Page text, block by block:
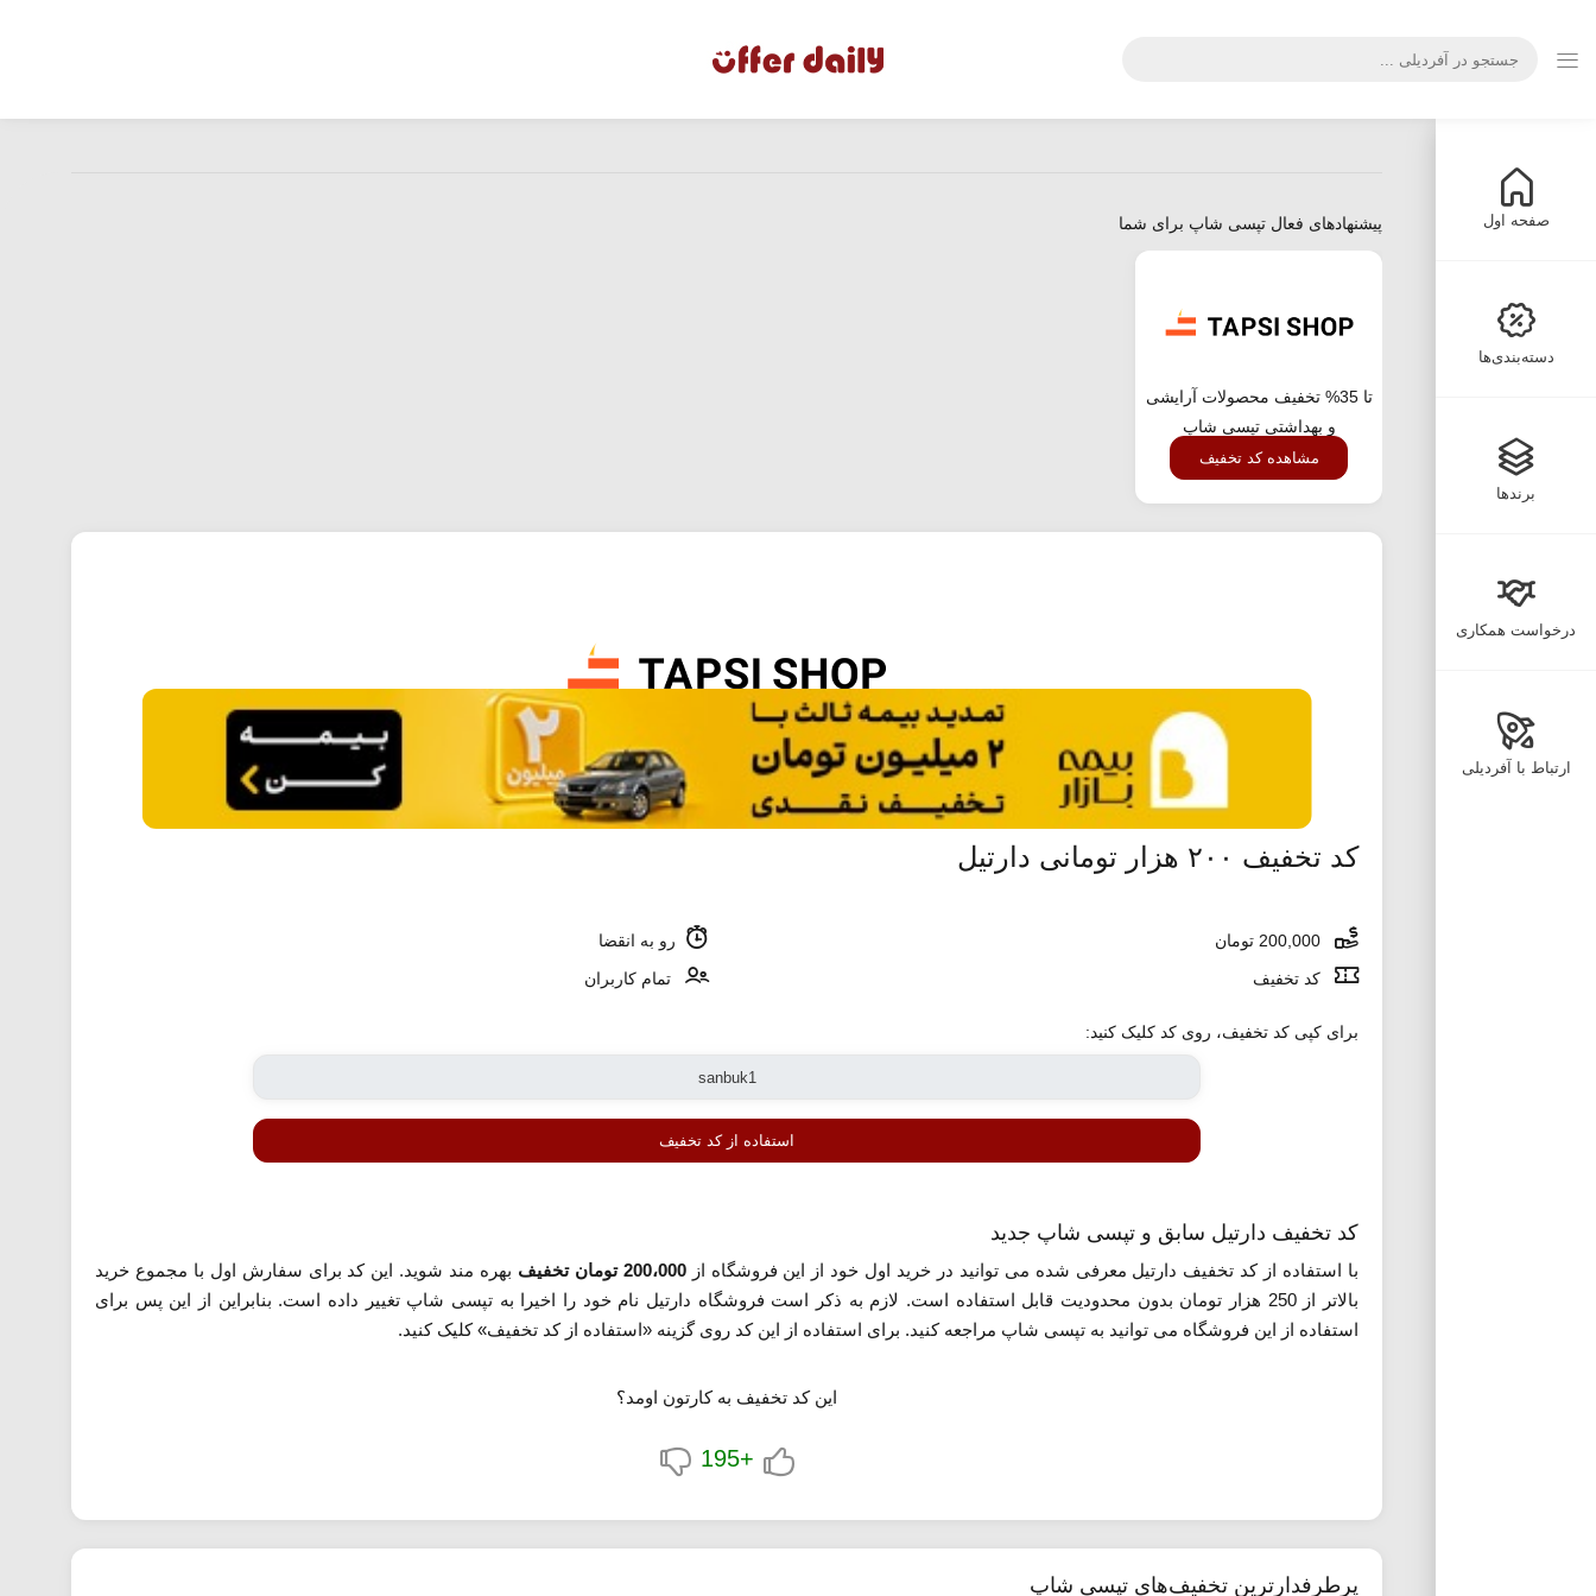
صفحه اول
دسته‌بندی‌ها
برندها
درخواست همکاری
ارتباط با آفردیلی
پیشنهادهای فعال تپسی شاپ برای شما
تا 35% تخفیف محصولات آرایشی
و بهداشتی تپسی شاپ
مشاهده کد تخفیف
کد تخفیف ۲۰۰ هزار تومانی دارتیل
رو به انقضا
کد تخفیف
تمام کاربران
برای کپی کد تخفیف، روی کد کلیک کنید:
استفاده از کد تخفیف
کد تخفیف دارتیل سابق و تپسی شاپ جدید
با استفاده از کد تخفیف دارتیل معرفی شده می توانید در خرید اول خود از این فروشگاه از200،000 تومان تخفیف
بهره مند شوید. این کد برای سفارش اول با مجموع خرید
بالاتر از 250 هزار تومان بدون محدودیت قابل استفاده است. لازم به ذکر است فروشگاه دارتیل نام خود را اخیرا به تپسی شاپ تغییر داده است. بنابراین از این پس برای
استفاده از این فروشگاه می توانید به تپسی شاپ مراجعه کنید. برای استفاده از این کد روی گزینه «استفاده از کد تخفیف» کلیک کنید.
این کد تخفیف به کارتون اومد؟
+195
پرطرفدارترین تخفیف‌های تپسی شاپ